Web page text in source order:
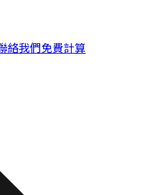
絡我們免費計算